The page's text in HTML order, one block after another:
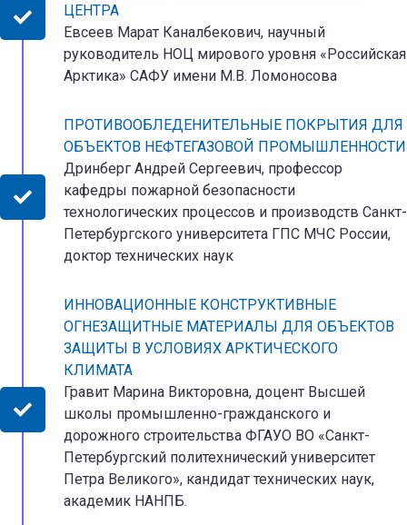
ЦЕНТРА
Евсеев Марат Каналбекович, научный
руководитель НОЦ мирового уровня «Российская
Арктика» САФУ имени М.В. Ломоносова
ПРОТИВООБЛЕДЕНИТЕЛЬНЫЕ ПОКРЫТИЯ ДЛЯ
ОБЪЕКТОВ НЕФТЕГАЗОВОЙ ПРОМЫШЛЕННОСТИ
Дринберг Андрей Сергеевич, профессор
кафедры пожарной безопасности
технологических процессов и производств Санкт-
Петербургского университета ГПС МЧС России,
доктор технических наук
ИННОВАЦИОННЫЕ КОНСТРУКТИВНЫЕ
ОГНЕЗАЩИТНЫЕ МАТЕРИАЛЫ ДЛЯ ОБЪЕКТОВ
ЗАЩИТЫ В УСЛОВИЯХ АРКТИЧЕСКОГО
КЛИМАТА
Гравит Марина Викторовна, доцент Высшей
школы промышленно-гражданского и
дорожного строительства ФГАУО ВО «Санкт-
Петербургский политехнический университет
Петра Великого», кандидат технических наук,
академик НАНПБ.